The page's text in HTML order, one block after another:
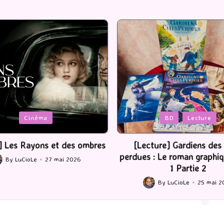
BD Lecture
Gardiens des cités
: Le roman graphique Tome
Posted
in
Serie Tv USA
[Série TV] The Madison :
by
By LuCioLe 22 mai